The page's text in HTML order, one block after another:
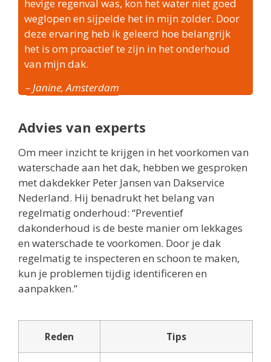
hevige regenval was, kon het water niet goed
weglopen en sijpelde het in mijn zolder. Door
deze ervaring heb ik geleerd hoe belangrijk
het is om proactief te zijn in het onderhoud
van mijn dak.
– Janine, Amsterdam
Advies van experts
Om meer inzicht te krijgen in het voorkomen van
waterschade aan het dak, hebben we gesproken
met dakdekker Peter Jansen van Dakservice
Nederland. Hij benadrukt het belang van
regelmatig onderhoud: “Preventief
dakonderhoud is de beste manier om lekkages
en waterschade te voorkomen. Door je dak
regelmatig te inspecteren en schoon te maken,
kun je problemen tijdig identificeren en
aanpakken.”
Reden Tips